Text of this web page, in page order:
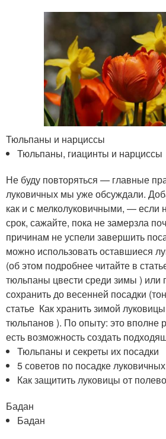
Тюльпаны и нарциссы
Тюльпаны, гиацинты и нарциссы
Не буду повторяться — главные
луковичных мы уже обсуждали.
как и с мелколуковичными, — если
срок, сажайте, пока не замерзла
причинам не успели завершить
можно использовать оставшиеся
(об этом подробнее читайте в
тюльпаны цвести среди зимы ) или
сохранить до весенней посадки
статье Как хранить зимой
тюльпанов ). По опыту: это вполне
есть возможность создать
Тюльпаны и секреты их посадки
5 советов по посадке луковичных
Как защитить луковицы от
Бадан
Бадан